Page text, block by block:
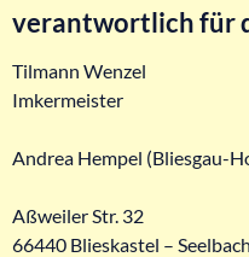
verantwortlich für
Tilmann Wenzel
Imkermeister
Andrea Hempel (Bliesgau-
Aßweiler Str. 32
66440 Blieskastel – Seelbach